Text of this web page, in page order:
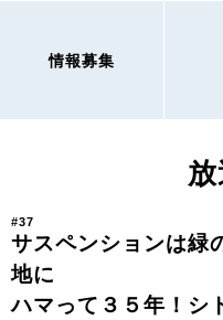
情報募集
#37
サスペンションは
地に
ハマって３５年！シ